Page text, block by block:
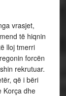
vrasjet,
të hiqnin
lloj tmerri
forcën
rekrutuar.
që i bëri
Korça dhe